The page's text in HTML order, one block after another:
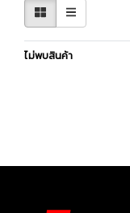
ไม่พบสินค้า